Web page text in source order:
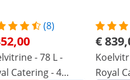
(8)
- 78 L -
Catering - 4
€
Royal